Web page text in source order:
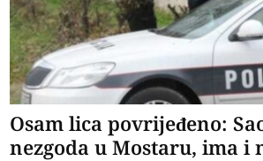
Osam lica povrijeđeno:
nezgoda u Mostaru, ima i